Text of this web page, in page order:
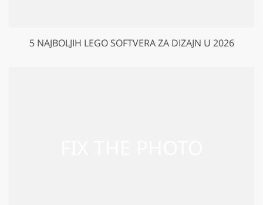
5 NAJBOLJIH LEGO SOFTVERA ZA DIZAJN U 2026